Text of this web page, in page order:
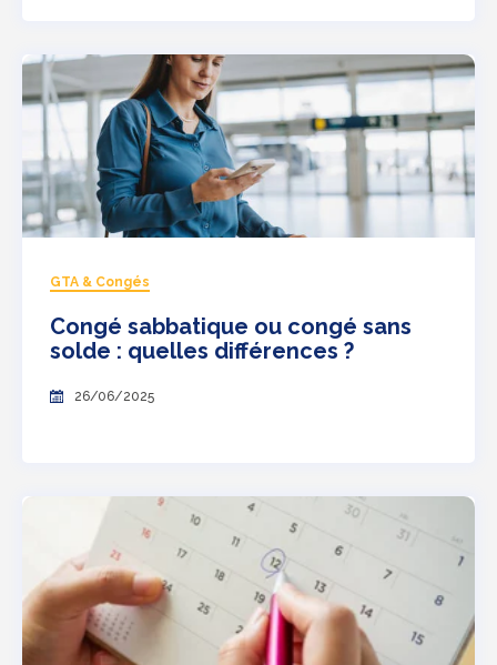
GTA & Congés
Congé sabbatique ou congé sans
solde : quelles différences ?
26/06/2025